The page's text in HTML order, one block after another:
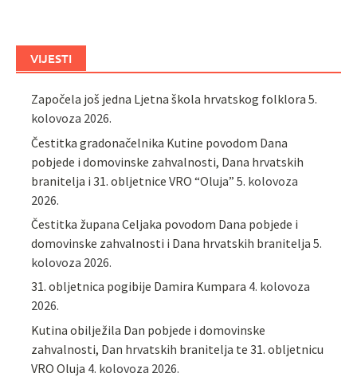
VIJESTI
Započela još jedna Ljetna škola hrvatskog folklora 5.
kolovoza 2026.
Čestitka gradonačelnika Kutine povodom Dana
pobjede i domovinske zahvalnosti, Dana hrvatskih
branitelja i 31. obljetnice VRO “Oluja” 5. kolovoza
2026.
Čestitka župana Celjaka povodom Dana pobjede i
domovinske zahvalnosti i Dana hrvatskih branitelja 5.
kolovoza 2026.
31. obljetnica pogibije Damira Kumpara 4. kolovoza
2026.
Kutina obilježila Dan pobjede i domovinske
zahvalnosti, Dan hrvatskih branitelja te 31. obljetnicu
VRO Oluja 4. kolovoza 2026.